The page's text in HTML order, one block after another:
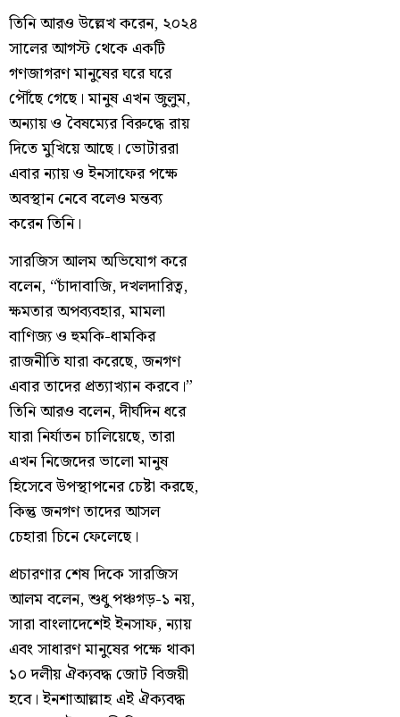
তিনি আরও উল্লেখ করেন, ২০২৪
সালের আগস্ট থেকে একটি
গণজাগরণ মানুষের ঘরে ঘরে
পৌঁছে গেছে। মানুষ এখন জুলুম,
অন্যায় ও বৈষম্যের বিরুদ্ধে রায়
দিতে মুখিয়ে আছে। ভোটাররা
এবার ন্যায় ও ইনসাফের পক্ষে
অবস্থান নেবে বলেও মন্তব্য
করেন তিনি।
সারজিস আলম অভিযোগ করে
বলেন, “চাঁদাবাজি, দখলদারিত্ব,
ক্ষমতার অপব্যবহার, মামলা
বাণিজ্য ও হুমকি-ধামকির
রাজনীতি যারা করেছে, জনগণ
এবার তাদের প্রত্যাখ্যান করবে।”
তিনি আরও বলেন, দীর্ঘদিন ধরে
যারা নির্যাতন চালিয়েছে, তারা
এখন নিজেদের ভালো মানুষ
হিসেবে উপস্থাপনের চেষ্টা করছে,
কিন্তু জনগণ তাদের আসল
চেহারা চিনে ফেলেছে।
প্রচারণার শেষ দিকে সারজিস
আলম বলেন, শুধু পঞ্চগড়-১ নয়,
সারা বাংলাদেশেই ইনসাফ, ন্যায়
এবং সাধারণ মানুষের পক্ষে থাকা
১০ দলীয় ঐক্যবদ্ধ জোট বিজয়ী
হবে। ইনশাআল্লাহ এই ঐক্যবদ্ধ